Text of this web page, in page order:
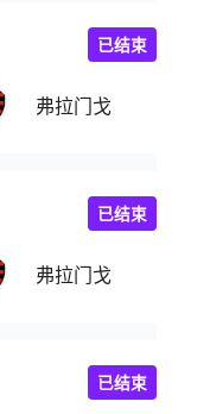
弗拉门戈
已结束
弗拉门戈
已结束
已结束